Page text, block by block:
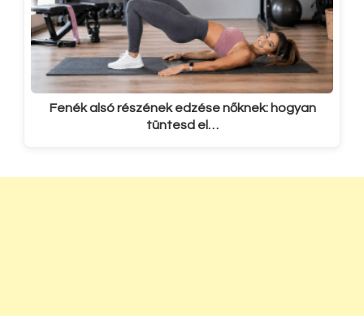
Fenék alsó részének edzése nőknek: hogyan
tüntesd el…